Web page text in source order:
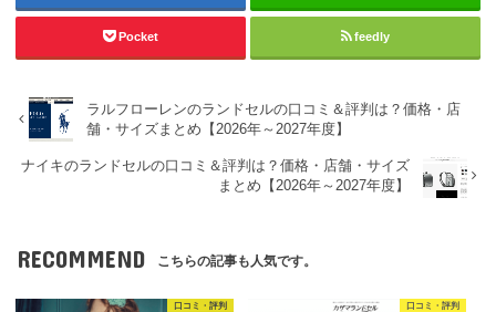
Pocket feedly
ラルフローレンのランドセルの口コミ＆評判は？価格・店
舗・サイズまとめ【2026年～2027年度】
ナイキのランドセルの口コミ＆評判は？価格・店舗・サイズ
まとめ【2026年～2027年度】
RECOMMEND こちらの記事も人気です。
口コミ・評判 口コミ・評判